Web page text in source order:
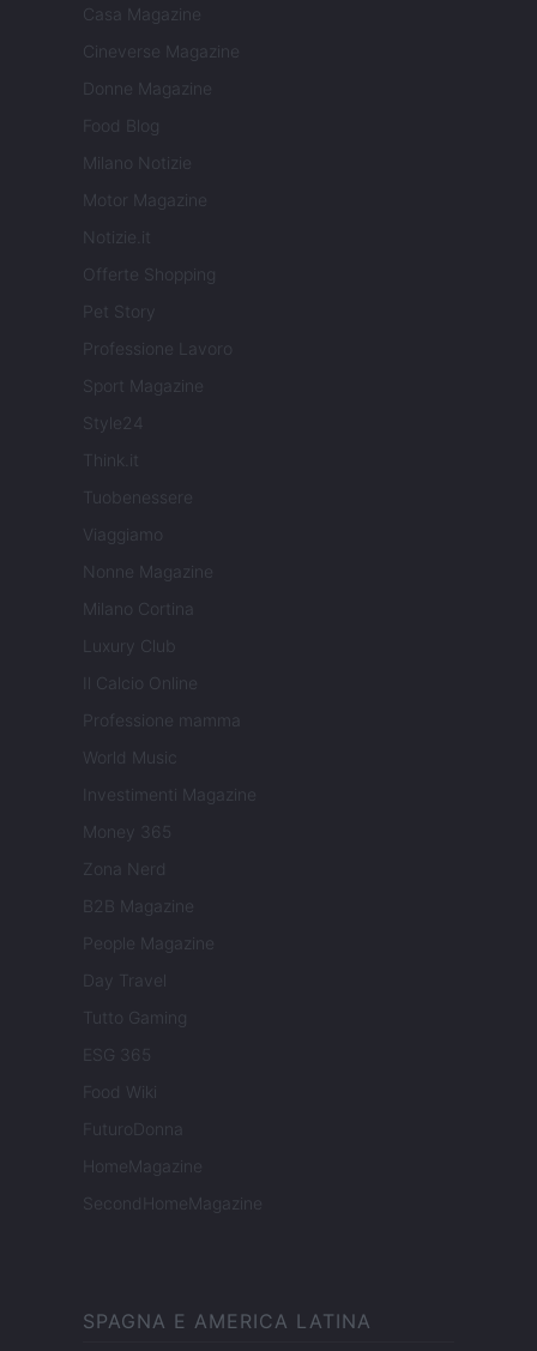
Casa Magazine
Cineverse Magazine
Donne Magazine
Food Blog
Milano Notizie
Motor Magazine
Notizie.it
Offerte Shopping
Pet Story
Professione Lavoro
Sport Magazine
Style24
Think.it
Tuobenessere
Viaggiamo
Nonne Magazine
Milano Cortina
Luxury Club
Il Calcio Online
Professione mamma
World Music
Investimenti Magazine
Money 365
Zona Nerd
B2B Magazine
People Magazine
Day Travel
Tutto Gaming
ESG 365
Food Wiki
FuturoDonna
HomeMagazine
SecondHomeMagazine
SPAGNA E AMERICA LATINA